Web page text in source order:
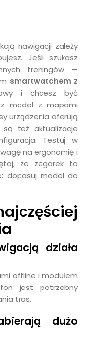
nawigacji zależy
Jeśli szukasz
treningów —
smartwatchem z
i chcesz być
model z mapami
urządzenia oferują
są też aktualizacje
Testuj w
na ergonomię i
że zegarek to
dopasuj model do
działa
offline i modułem
jest potrzebny
tras.
dużo